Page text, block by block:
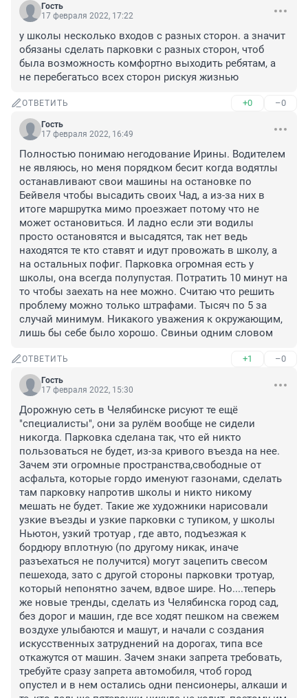
Гость
17 февраля 2022, 17:22
у школы несколько входов с разных сторон. а значит
обязаны сделать парковки с разных сторон, чтоб
была возможность комфортно выходить ребятам, а
не перебегатьсо всех сторон рискуя жизнью
ОТВЕТИТЬ +0 –0
Гость
17 февраля 2022, 16:49
Полностью понимаю негодование Ирины. Водителем
не являюсь, но меня порядком бесит когда водятлы
останавливают свои машины на остановке по
Бейвеля чтобы высадить своих Чад, а из-за них в
итоге маршрутка мимо проезжает потому что не
может остановиться. И ладно если эти водилы
просто остановятся и высадятся, так нет ведь
находятся те кто ставят и идут провожать в школу, а
на остальных пофиг. Парковка огромная есть у
школы, она всегда полупустая. Потратить 10 минут на
то чтобы заехать на нее можно. Считаю что решить
проблему можно только штрафами. Тысяч по 5 за
случай минимум. Никакого уважения к окружающим,
лишь бы себе было хорошо. Свиньи одним словом
ОТВЕТИТЬ +1 –0
Гость
17 февраля 2022, 15:30
Дорожную сеть в Челябинске рисуют те ещё
"специалисты", они за рулём вообще не сидели
никогда. Парковка сделана так, что ей никто
пользоваться не будет, из-за кривого въезда на нее.
Зачем эти огромные пространства,свободные от
асфальта, которые гордо именуют газонами, сделать
там парковку напротив школы и никто никому
мешать не будет. Такие же художники нарисовали
узкие въезды и узкие парковки с тупиком, у школы
Ньютон, узкий тротуар , где авто, подъезжая к
бордюру вплотную (по другому никак, иначе
разъехаться не получится) могут зацепить свесом
пешехода, зато с другой стороны парковки тротуар,
который непонятно зачем, вдвое шире. Но....теперь
же новые тренды, сделать из Челябинска город сад,
без дорог и машин, где все ходят пешком на свежем
воздухе улыбаются и машут, и начали с создания
искусственных затруднений на дорогах, типа все
откажутся от машин. Зачем знаки запрета требовать,
требуйте сразу запрета автомобиля, чтоб город
опустел и в нем остались одни пенсионеры, алкаши и